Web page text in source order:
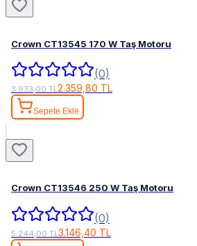
Crown CT13545 170 W Taş Motoru
(0)
3.933,00 TL2.359,80 TL
Sepete Ekle
Crown CT13546 250 W Taş Motoru
(0)
5.244,00 TL 3.146,40 TL